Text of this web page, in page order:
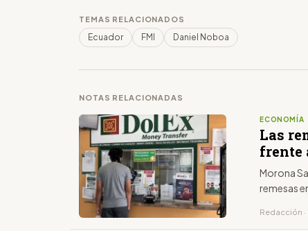
TEMAS RELACIONADOS
Ecuador FMI Daniel Noboa
NOTAS RELACIONADAS
ECONOMÍA
Las
frente
Morona
remesas
Redacción ·